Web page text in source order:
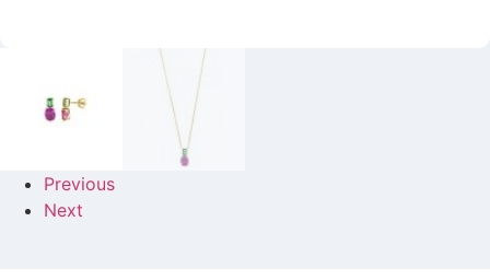
Previous
Next